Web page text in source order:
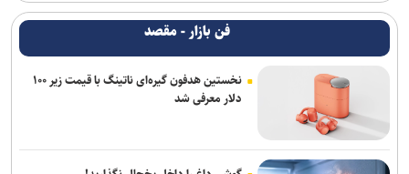
فن بازار - مقصد
نخستین هدفون گیره‌ای ناتینگ با قیمت زیر ۱۰۰
دلار معرفی شد